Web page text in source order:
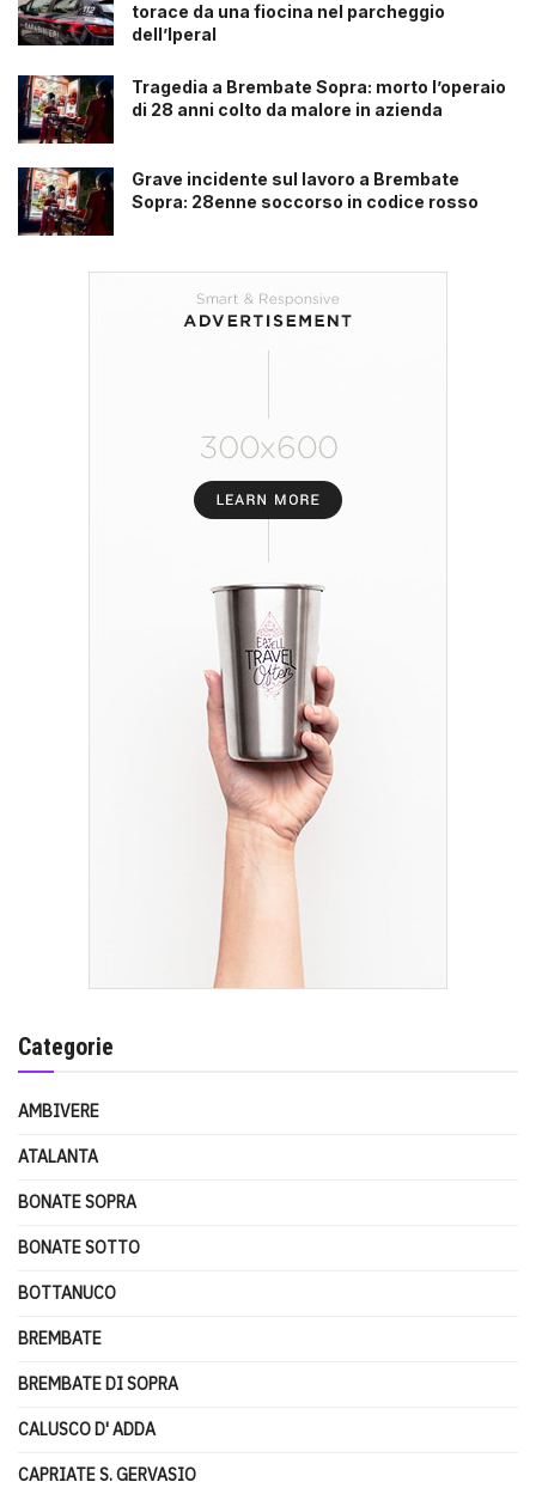
torace da una fiocina nel parcheggio
dell’Iperal
Tragedia a Brembate Sopra: morto l’operaio
di 28 anni colto da malore in azienda
Grave incidente sul lavoro a Brembate
Sopra: 28enne soccorso in codice rosso
Categorie
AMBIVERE
ATALANTA
BONATE SOPRA
BONATE SOTTO
BOTTANUCO
BREMBATE
BREMBATE DI SOPRA
CALUSCO D' ADDA
CAPRIATE S. GERVASIO